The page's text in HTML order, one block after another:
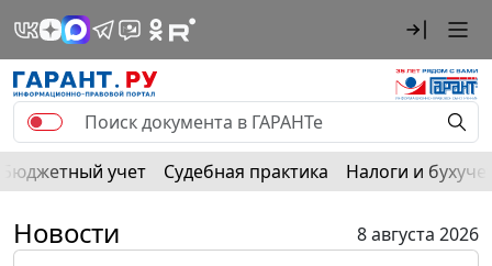
Бюджетный учет Судебная практика Налоги и
Новости
8 августа 2026